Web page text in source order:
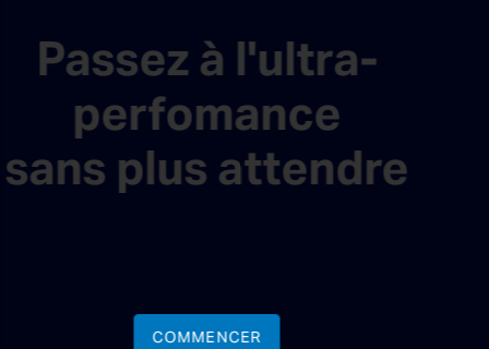
EU2
Imprimante UV à plat grand format
Impression directe
Commencer